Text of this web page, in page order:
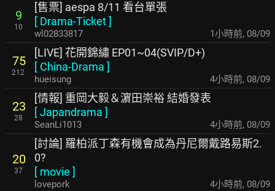
9
10
[售票] aespa 8/11 看台單張
[ Drama-Ticket]
wl02833817 1小時前, 08/09
75
212
[LIVE] 花開錦繡 EP01~04(SVIP/D+)
[ China-Drama ]
hueisung 4小時前, 08/09
23
28
[情報] 重岡大毅＆濵田崇裕 結婚發表
[Japandrama ]
SeanLi1013 4小時前, 08/09
20
37
[討論] 羅柏派丁森有機會成為丹尼爾戴路易斯2.
0?
[ movie ]
lovepork 4小時前, 08/09